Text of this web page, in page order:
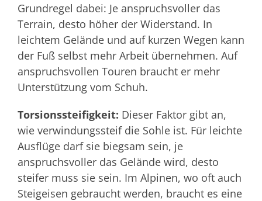
Grundregel dabei: Je anspruchsvoller das
Terrain, desto höher der Widerstand. In
leichtem Gelände und auf kurzen Wegen kann
der Fuß selbst mehr Arbeit übernehmen. Auf
anspruchsvollen Touren braucht er mehr
Unterstützung vom Schuh.
Torsionssteifigkeit: Dieser Faktor gibt an,
wie verwindungssteif die Sohle ist. Für leichte
Ausflüge darf sie biegsam sein, je
anspruchsvoller das Gelände wird, desto
steifer muss sie sein. Im Alpinen, wo oft auch
Steigeisen gebraucht werden, braucht es eine